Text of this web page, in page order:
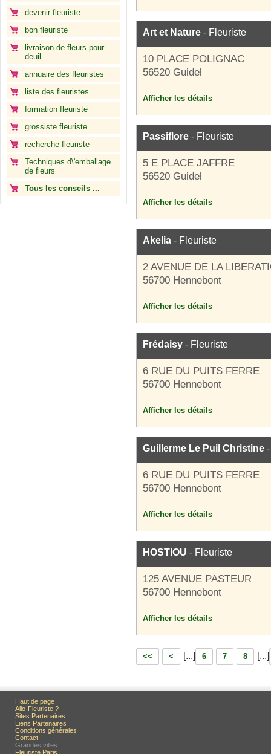
devenir fleuriste
bon fleuriste
livraison de fleurs pour
deuil
annuaire des fleuristes
liste des fleuristes
formation fleuriste
grossiste fleuriste
recherche fleuriste
Techniques d\'emballage
de fleurs
Tous les conseils ...
Art et Nature - Fleuriste
10 PLACE POLIGNAC
56520 Guidel
Afficher les détails
Passiflore - Fleuriste
5 E PLACE JAFFRE
56520 Guidel
Afficher les détails
Akelia - Fleuriste
2 AVENUE DE LA
56700 Hennebont
Afficher les détails
Frédaisy - Fleuriste
6 RUE DU PUITS FERRE
56700 Hennebont
Afficher les détails
Guillerme Le Puil Christine
6 RUE DU PUITS FERRE
56700 Hennebont
Afficher les détails
HOSTIOU - Fleuriste
125 AVENUE PASTEUR
56700 Hennebont
Afficher les détails
<< < [...] 6 7 8 [...]
Haut de page
Allo-Fleuriste ?
Sites Partenaires
Liens Partenaires
Conditions générales
Contact
Grandes villes :
Fleuriste Paris